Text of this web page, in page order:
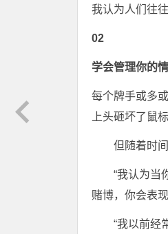
我认为人们往
02
学会管理你的
每个牌手或多
上头砸坏了鼠
但随着时
“我认为当
赌博，你会表
“我以前经